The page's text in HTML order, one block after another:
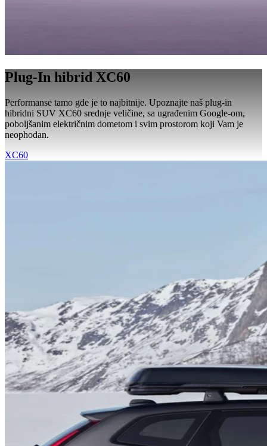
Plug-In hibrid XC60
Performanse tamo gde je to najbitnije. Upoznajte naš plug-in
hibridni SUV XC60 srednje veličine, sa ugrađenim Google-om,
poboljšanim električnim dometom i svim prostorom koji Vam je
neophodan.
XC60